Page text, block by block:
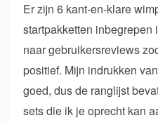
Er zijn 6 kant-en-klare
startpakketten inbegrepen
naar gebruikersreviews
positief. Mijn indrukken
goed, dus de ranglijst
sets die ik je oprecht kan